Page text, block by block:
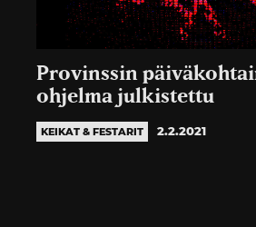
Provinssin
ohjelma julkistettu
KEIKAT & FESTARIT 2.2.2021